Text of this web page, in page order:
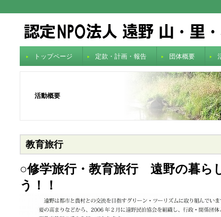
活動概要
教育旅行
○修学旅行・教育旅行 遠野の暮ら
う！！
トップページ 定款・計画・報告 団体概要